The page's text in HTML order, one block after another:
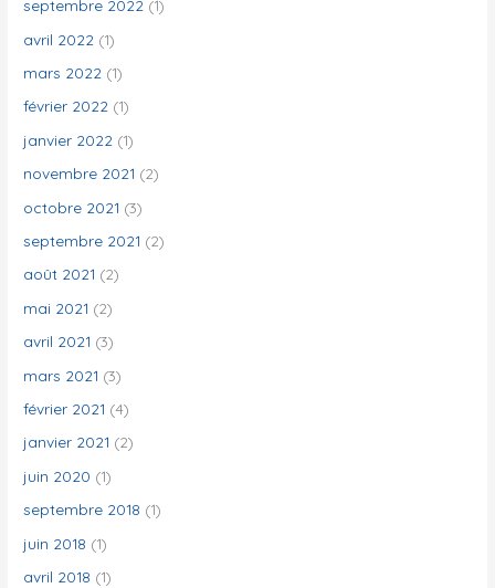
septembre 2022 (1)
avril 2022 (1)
mars 2022 (1)
février 2022 (1)
janvier 2022 (1)
novembre 2021 (2)
octobre 2021 (3)
septembre 2021 (2)
août 2021 (2)
mai 2021 (2)
avril 2021 (3)
mars 2021 (3)
février 2021 (4)
janvier 2021 (2)
juin 2020 (1)
septembre 2018 (1)
juin 2018 (1)
avril 2018 (1)